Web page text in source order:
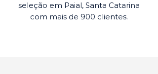
seleção em Paial, Santa Catarina
com mais de 900 clientes.